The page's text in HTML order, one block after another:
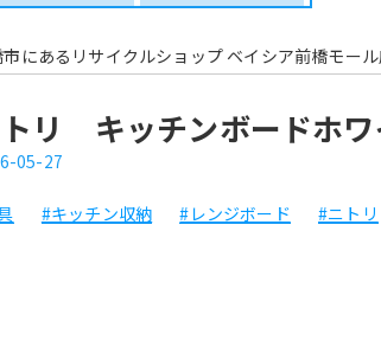
市にあるリサイクルショップ ベイシア前橋モー
リ キッチンボードホ
05-27
#キッチン収納 #レンジボード #ニトリ